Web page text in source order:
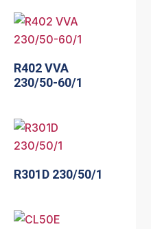
R402 VVA
230/50-60/1
R301D 230/50/1